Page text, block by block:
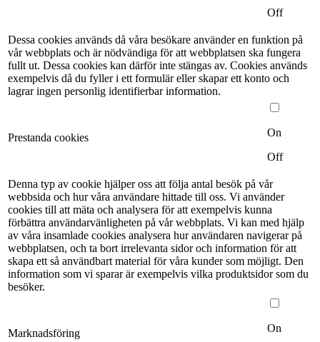
Off
Dessa cookies används då våra besökare använder en funktion på
vår webbplats och är nödvändiga för att webbplatsen ska fungera
fullt ut. Dessa cookies kan därför inte stängas av. Cookies används
exempelvis då du fyller i ett formulär eller skapar ett konto och
lagrar ingen personlig identifierbar information.
Prestanda cookies
On
Off
Denna typ av cookie hjälper oss att följa antal besök på vår
webbsida och hur våra användare hittade till oss. Vi använder
cookies till att mäta och analysera för att exempelvis kunna
förbättra användarvänligheten på vår webbplats. Vi kan med hjälp
av våra insamlade cookies analysera hur användaren navigerar på
webbplatsen, och ta bort irrelevanta sidor och information för att
skapa ett så användbart material för våra kunder som möjligt. Den
information som vi sparar är exempelvis vilka produktsidor som du
besöker.
Marknadsföring On